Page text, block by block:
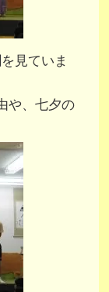
見ていま
や、七夕の